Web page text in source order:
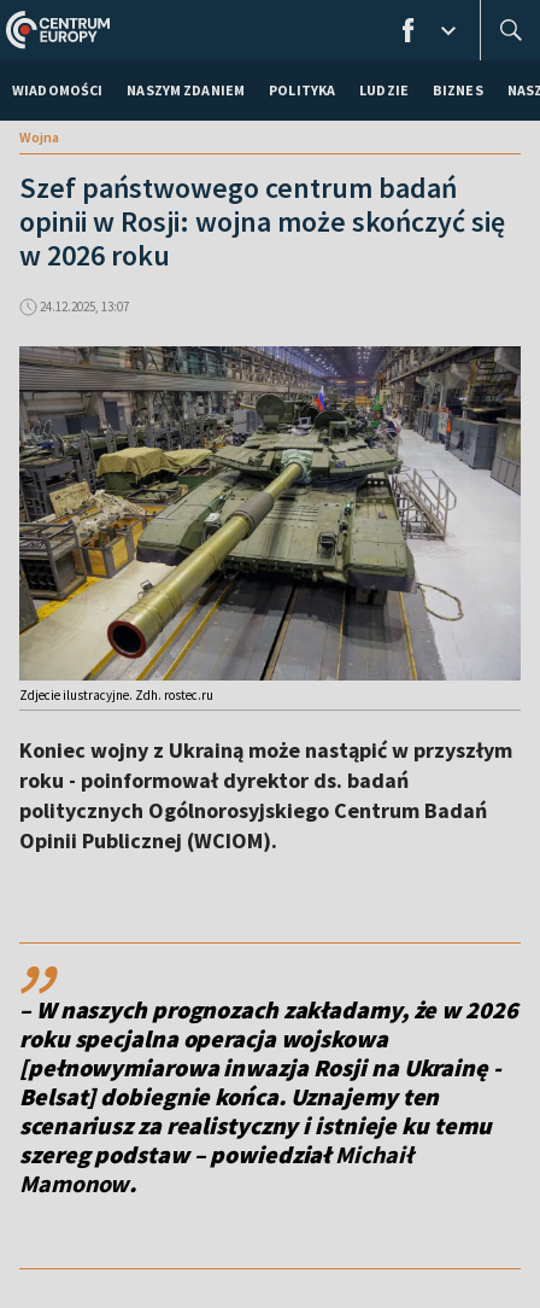
WIADOMOŚCI NASZYM ZDANIEM POLITYKA LUDZIE BIZNES
Wojna
Szef państwowego centrum badań
opinii w Rosji: wojna może skończyć się
w 2026 roku
24.12.2025, 13:07
Zdjecie ilustracyjne. Zdh. rostec.ru
Koniec wojny z Ukrainą może nastąpić w przyszłym
roku - poinformował dyrektor ds. badań
politycznych Ogólnorosyjskiego Centrum Badań
Opinii Publicznej (WCIOM).
,,
– W naszych prognozach zakładamy, że w 2026
roku specjalna operacja wojskowa
[pełnowymiarowa inwazja Rosji na Ukrainę -
Belsat]dobiegnie końca. Uznajemy ten
scenariusz za realistyczny i istnieje ku temu
szereg podstaw – powiedziałMichaił
Mamonow.